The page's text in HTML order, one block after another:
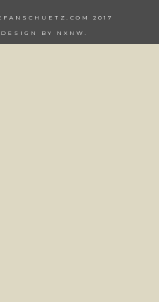
2017
DESIGN BY NXNW